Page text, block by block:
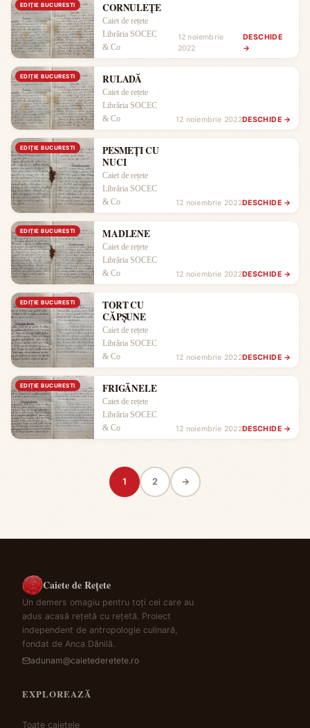
EDIŢIE BUCURESTI CORNULEȚE
Caiet de rețete
Librăria SOCEC
& Co
12 noiembrie
2022
DESCHIDE
→
EDIŢIE BUCURESTI RULADĂ
Caiet de rețete
Librăria SOCEC
& Co
12 noiembrie 2022DESCHIDE →
EDIŢIE BUCURESTI
PESMEȚI CU
NUCI
Caiet de rețete
Librăria SOCEC
& Co
12 noiembrie 2022DESCHIDE →
EDIŢIE BUCURESTI MADLENE
Caiet de rețete
Librăria SOCEC
& Co
12 noiembrie 2022DESCHIDE →
EDIŢIE BUCURESTI
TORT CU
CĂPȘUNE
Caiet de rețete
Librăria SOCEC
& Co
12 noiembrie 2022DESCHIDE →
EDIŢIE BUCURESTI FRIGĂNELE
Caiet de rețete
Librăria SOCEC
& Co
12 noiembrie 2022DESCHIDE →
1 2 →
Caiete de Rețete
Un demers omagiu pentru toți cei care au
adus acasă rețetă cu rețetă. Proiect
independent de antropologie culinară,
fondat de Anca Dănilă.
adunam@caietederetete.ro
EXPLOREAZĂ
Toate caietele